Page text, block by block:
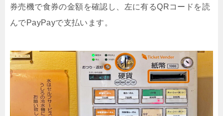
券売機で食券の金額を確認し、左に有るQRコードを読
んでPayPayで支払います。